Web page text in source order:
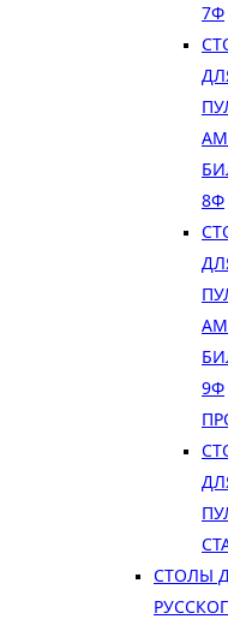
7Ф
8Ф
9Ф
СТОЛЫ